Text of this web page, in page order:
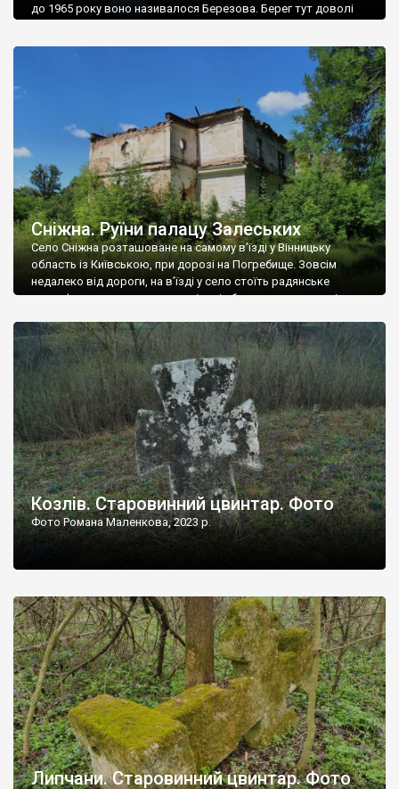
до 1965 року воно називалося Березова. Берег тут доволі
Наддністрянське відрізняється від більшості навколишніх
сіл. У селі є мурована Михайлівська церква. Точної дати […]
Сніжна. Руїни палацу Залеських
Село Сніжна розташоване на самому в’їзді у Вінницьку
область із Київською, при дорозі на Погребище. Зовсім
недалеко від дороги, на в’їзді у село стоїть радянське
рельєфне пано, яке показує жінку і яблуню, а трохи далі, десь
не видно, але видно дві стареньких колії у траві – […]
Козлів. Старовинний цвинтар. Фото
Фото Романа Маленкова, 2023 р.
Липчани. Старовинний цвинтар. Фото